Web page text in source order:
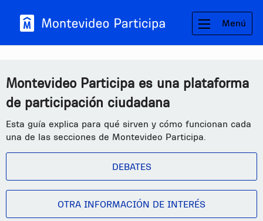
Menú
Montevideo Participa es una plataforma
de participación ciudadana
Esta guía explica para qué sirven y cómo funcionan cada
una de las secciones de Montevideo Participa.
DEBATES
OTRA INFORMACIÓN DE INTERÉS